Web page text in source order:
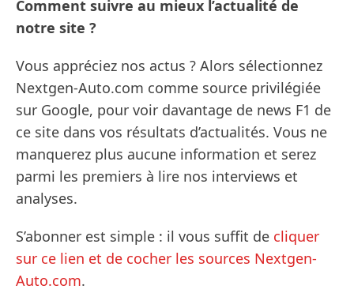
Comment suivre au mieux l’actualité de
notre site ?
Vous appréciez nos actus ? Alors sélectionnez
Nextgen-Auto.com comme source privilégiée
sur Google, pour voir davantage de news F1 de
ce site dans vos résultats d’actualités. Vous ne
manquerez plus aucune information et serez
parmi les premiers à lire nos interviews et
analyses.
S’abonner est simple : il vous suffit de cliquer
sur ce lien et de cocher les sources Nextgen-
Auto.com.